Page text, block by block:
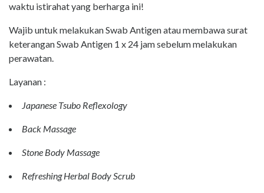
waktu istirahat yang berharga ini!
Wajib untuk melakukan Swab Antigen atau membawa surat
keterangan Swab Antigen 1 x 24 jam sebelum melakukan
perawatan.
Layanan :
Japanese Tsubo Reflexology
Back Massage
Stone Body Massage
Refreshing Herbal Body Scrub